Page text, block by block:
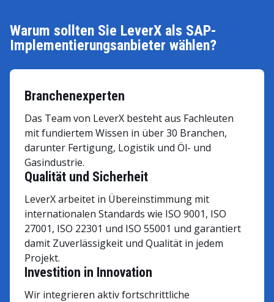
Warum sollten Sie LeverX als SAP-
Implementierungsanbieter wählen?
Branchenexperten
Das Team von LeverX besteht aus Fachleuten
mit fundiertem Wissen in über 30 Branchen,
darunter Fertigung, Logistik und Öl- und
Gasindustrie.
Qualität und Sicherheit
LeverX arbeitet in Übereinstimmung mit
internationalen Standards wie ISO 9001, ISO
27001, ISO 22301 und ISO 55001 und garantiert
damit Zuverlässigkeit und Qualität in jedem
Projekt.
Investition in Innovation
Wir integrieren aktiv fortschrittliche